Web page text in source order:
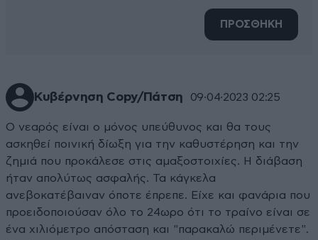
ΠΡΟΣΘΗΚΗ
Κυβέρνηση Copy/Πάτση 09·04·2023 02:25
Ο νεαρός είναι ο μόνος υπεύθυνος και θα τους
ασκηθεί ποινική δίωξη για την καθυστέρηση και την
ζημιά που προκάλεσε στις αμαξοστοιχίες. Η διάβαση
ήταν απολύτως ασφαλής. Τα κάγκελα
ανεβοκατέβαιναν όποτε έπρεπε. Είχε και φανάρια που
προειδοποιούσαν όλο το 24ωρο ότι το τραίνο είναι σε
ένα χιλιόμετρο απόσταση και "παρακαλώ περιμένετε".